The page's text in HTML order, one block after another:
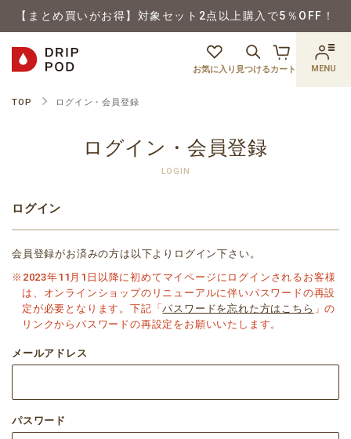
【まとめ買いがお得】対象セット2点以上購入で5％OFF！
お気に入り 見つけるカート MENU
TOP ログイン・会員登録
ログイン・会員登録
LOGIN
ログイン
会員登録がお済みの方は以下よりログイン下さい。
※2023年11月1日以降に初めてマイページにログインされるお客様
は、オンラインショップのリニューアルに伴いパスワードの再設
定が必要となります。下記「パスワードを忘れた方はこちら 」の
リンクからパスワードの再設定をお願いいたします。
メールアドレス
パスワード